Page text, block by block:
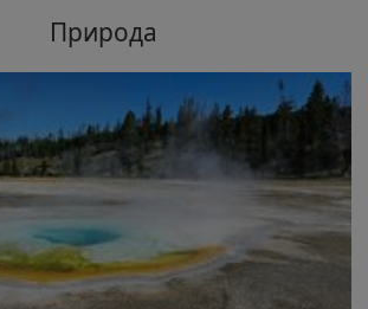
Природа